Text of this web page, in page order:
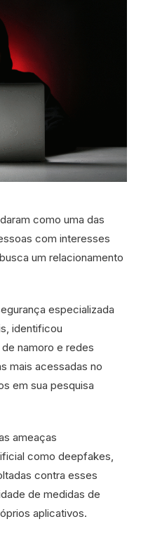
como uma das
com interesses
um relacionamento
especializada
identificou
namoro e redes
mais acessadas no
em sua pesquisa
ameaças
como deepfakes,
contra esses
de medidas de
aplicativos.